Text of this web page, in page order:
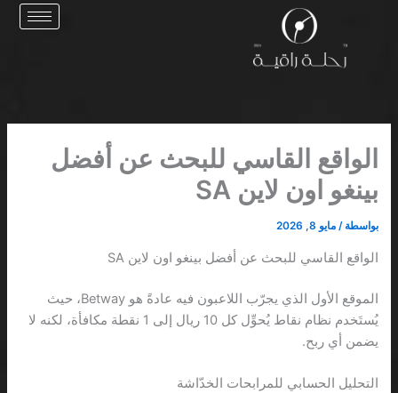
الواقع القاسي للبحث عن أفضل
بينغو اون لاين SA
بواسطة /مايو 8, 2026
الواقع القاسي للبحث عن أفضل بينغو اون لاين SA
الموقع الأول الذي يجرّب اللاعبون فيه عادةً هو Betway، حيث
يُستَخدم نظام نقاط يُحوِّل كل 10 ريال إلى 1 نقطة مكافأة، لكنه لا
يضمن أي ربح.
التحليل الحسابي للمرابحات الخدّاشة